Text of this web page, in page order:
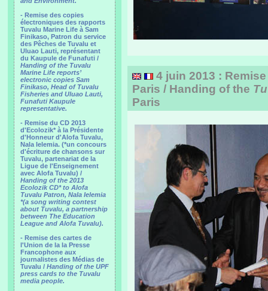
- Remise des copies
électroniques des rapports
Tuvalu Marine Life à Sam
Finikaso, Patron du service
des Pêches de Tuvalu et
Uluao Lauti, représentant
du Kaupule de Funafuti /
Handing of the Tuvalu
Marine Life reports’
electronic copies Sam
Finikaso, Head of Tuvalu
Fisheries and Uluao Lauti,
Funafuti Kaupule
representative.
- Remise du CD 2013
d'Ecolozik* à la Présidente
d'Honneur d'Alofa Tuvalu,
Nala Ielemia. (*un concours
d'écriture de chansons sur
Tuvalu, partenariat de la
Ligue de l'Enseignement
avec Alofa Tuvalu) /
Handing of the 2013
Ecolozik CD* to Alofa
Tuvalu Patron, Nala Ielemia
*(a song writing contest
about Tuvalu, a partnership
between The Education
League and Alofa Tuvalu).
- Remise des cartes de
l'Union de la la Presse
Francophone aux
journalistes des Médias de
Tuvalu / Handing of the UPF
press cards to the Tuvalu
media people.
4 juin 2013 :
Paris / Handing of the
Paris